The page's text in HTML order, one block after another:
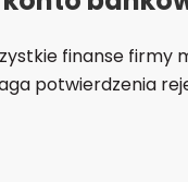
finanse firmy
potwierdzenia